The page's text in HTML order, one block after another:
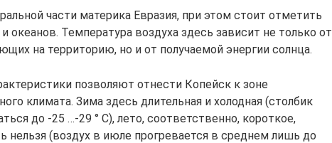
части материка Евразия, при этом стоит отметить
океанов. Температура воздуха здесь зависит не только от
на территорию, но и от получаемой энергии солнца.
позволяют отнести Копейск к зоне
климата. Зима здесь длительная и холодная (столбик
до -25 …-29 ° С), лето, соответственно, короткое,
нельзя (воздух в июле прогревается в среднем лишь до